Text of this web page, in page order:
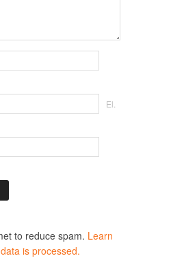
El.
to reduce spam. Learn
is processed.